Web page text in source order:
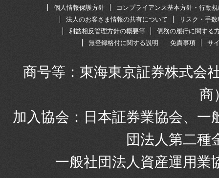
個人情報保護方針
コンプライアンス基本方針・行動
法人のお客さま情報の共有について
リスク・手
利益相反管理方針の概要等
債務の履行に関する
無登録格付に関する説明
免責事項 サ
商号等：東海東京証券株式会
商
加入協会：日本証券業協会、
団法人第二種
一般社団法人資産運用業